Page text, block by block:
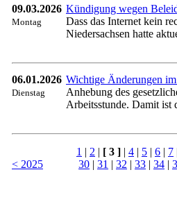
09.03.2026
Montag
Kündigung wegen
Dass das Internet kein
Niedersachsen hatte
06.01.2026
Dienstag
Wichtige Änderungen
Anhebung des
Arbeitsstunde. Damit ist
< 2025
1 | 2 | [ 3 ] | 4 | 5 | 6 | 7
30 | 31 | 32 | 33 | 34 |